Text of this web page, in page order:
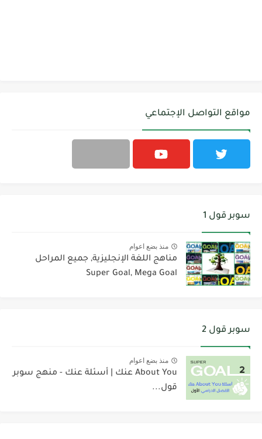
مواقع التواصل الإجتماعي
سوبر قول 1
منذ بضع اعوام
مناهج اللغة الإنجليزية, جميع المراحل
Super Goal, Mega Goal
سوبر قول 2
منذ بضع اعوام
About You عنك | أسئلة عنك - منهج سوبر
قول...